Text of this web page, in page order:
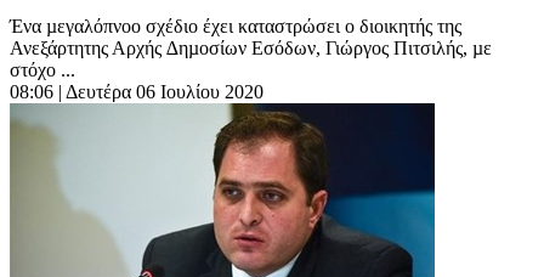
Ένα µεγαλόπνοο σχέδιο έχει καταστρώσει ο διοικητής της
Ανεξάρτητης Αρχής ∆ηµοσίων Εσόδων, Γιώργος Πιτσιλής, µε
στόχο ...
08:06 | Δευτέρα 06 Ιουλίου 2020